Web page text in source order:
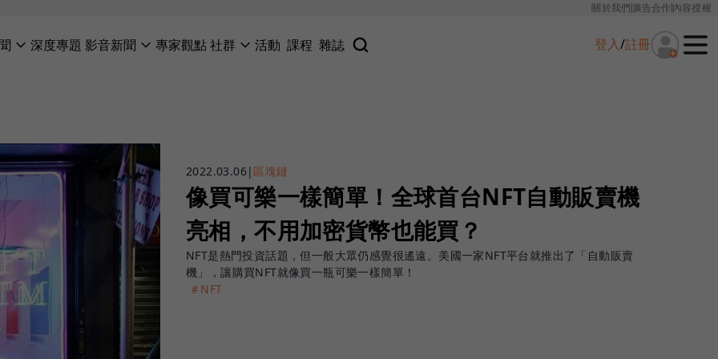
關於我們廣告合作內容授權
深度專題 影音新聞 專家觀點社群 活動 課程 雜誌 登入/註冊
2022.03.06| 區塊鏈
像買可樂一樣簡單！全球首台NFT自動販賣機
亮相，不用加密貨幣也能買？
NFT是熱門投資話題，但一般大眾仍感覺很遙遠。美國一家NFT平台就推出了「自動販賣
機」，讓購買NFT就像買一瓶可樂一樣簡單！
＃NFT